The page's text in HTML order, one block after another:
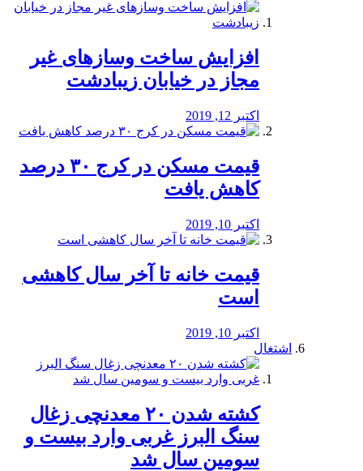
افزایش ساخت وسازهای غیر
مجاز در خیابان زیبادشت
اکتبر 12, 2019
️قیمت مسکن در کرج ۳۰ درصد
کاهش یافت
اکتبر 10, 2019
قیمت خانه تا آخر سال کاهشی
است
اکتبر 10, 2019
اشتغال
کشته شدن ۲۰ معدنچی زغال
سنگ البرز غربی وارد بیست و
سومین سال شد